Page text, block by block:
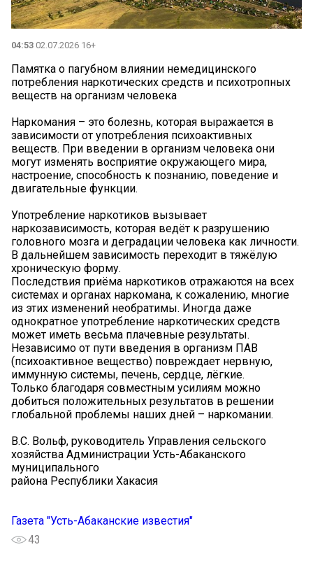
04:53 02.07.2026 16+
Памятка о пагубном влиянии немедицинского
потребления наркотических средств и психотропных
веществ на организм человека
Наркомания – это болезнь, которая выражается в
зависимости от употребления психоактивных
веществ. При введении в организм человека они
могут изменять восприятие окружающего мира,
настроение, способность к познанию, поведение и
двигательные функции.
Употребление наркотиков вызывает
наркозависимость, которая ведёт к разрушению
головного мозга и деградации человека как личности.
В дальнейшем зависимость переходит в тяжёлую
хроническую форму.
Последствия приёма наркотиков отражаются на всех
системах и органах наркомана, к сожалению, многие
из этих изменений необратимы. Иногда даже
однократное употребление наркотических средств
может иметь весьма плачевные результаты.
Независимо от пути введения в организм ПАВ
(психоактивное вещество) повреждает нервную,
иммунную системы, печень, сердце, лёгкие.
Только благодаря совместным усилиям можно
добиться положительных результатов в решении
глобальной проблемы наших дней – наркомании.
В.С. Вольф, руководитель Управления сельского
хозяйства Администрации Усть-Абаканского
муниципального
района Республики Хакасия
Газета "Усть-Абаканские известия"
43